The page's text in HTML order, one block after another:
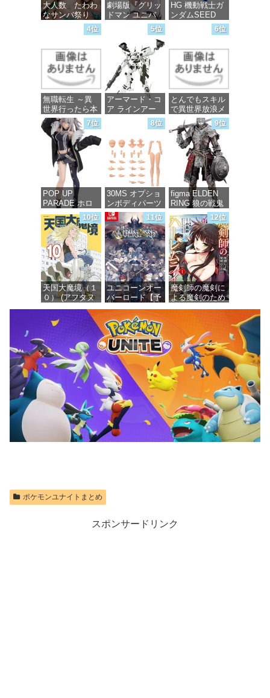
大人数 たわわ
なサンバ祭り
価格：¥99
劇場版『グリッ
ドマン ユニバ
ース』 宝多六
花 wall figure
1/7スケール プ
ラスチック製
塗装済み完成品
フィギュア
価格：¥13,756
HG 機動戦士ガ
ンダムSEED
FREEDOM マ
イティーストラ
ガンダム 1/144
スケール 色分
け済みプラモデ
価格：¥4,800
4位
無職転生 ～異
世界行ったら本
気だす～ 20
(MFコミック
ス フラッパー
シリーズ)
価格：¥748
5位
アーマード・コ
ア ラインアー
ク ホワイト・
グリント 全高
約160mm 1/72
スケール プラ
モデル
価格：¥7,367
6位
とんでもスキル
で異世界放浪メ
シ 10 (ガルドコ
ミックス)
価格：¥726
7位
POP UP
PARADE ホロ
ライブプロダク
ション 獅白ぼ
たん ノンスケ
ール プラスチ
ック製 塗装済
み完成品フィギ
ュア
価格：¥4,676
8位
30MS オプショ
ンボディパーツ
アームパーツ&
レッグパーツ
[カラーC] 色分
け済みプラモデ
ル
価格：¥1,949
9位
figma ELDEN
RING 狼の戦鬼
ノンスケール
プラスチック製
塗装済み可動フ
ィギュア
価格：¥13,115
10位
天国大魔境（１
０） (アフタヌ
ーンコミック
価格：¥759
11位
ユニコーンオー
バーロード【予
約特典】
DLC「アトラス
×ヴァニラウェ
ア 紋章セッ
ト」 同梱 -
Switch
価格：¥7,182
12位
魔剣師の魔剣に
よる魔剣のため
のハーレムライ
価格：¥535
ポケモンユナイトまとめ
スポンサードリンク